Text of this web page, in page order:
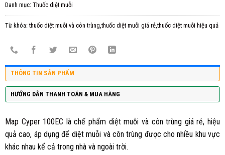
Danh mục: Thuốc diệt muỗi
Từ khóa:thuốc diệt muỗi và côn trùng,thuốc diệt muỗi giá rẻ,thuốc diệt muỗi hiệu quả
THÔNG TIN SẢN PHẨM
HƯỚNG DẪN THANH TOÁN & MUA HÀNG
Map Cyper 100EC là chế phẩm diệt muỗi và côn trùng giá rẻ, hiệu
quả cao, áp dụng để diệt muỗi và côn trùng được cho nhiều khu vực
khác nhau kể cả trong nhà và ngoài trời.